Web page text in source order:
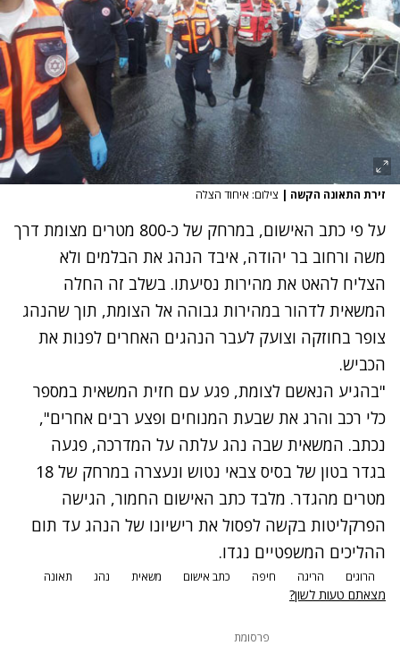
זירת התאונה הקשה | צילום: איחוד הצלה
על פי כתב האישום, במרחק של כ-800 מטרים מצומת דרך
משה ורחוב בר יהודה, איבד הנהג את הבלמים ולא
הצליח להאט את מהירות נסיעתו. בשלב זה החלה
המשאית לדהור במהירות גבוהה אל הצומת, תוך שהנהג
צופר בחוזקה וצועק לעבר הנהגים האחרים לפנות את
הכביש.
"בהגיע הנאשם לצומת, פגע עם חזית המשאית במספר
כלי רכב והרג את שבעת המנוחים ופצע רבים אחרים",
נכתב. המשאית שבה נהג עלתה על המדרכה, פגעה
בגדר בטון של בסיס צבאי נטוש ונעצרה במרחק של 18
מטרים מהגדר. מלבד כתב האישום החמור, הגישה
הפרקליטות בקשה לפסול את רישיונו של הנהג עד תום
ההליכים המשפטיים נגדו.
הרוגים הריגה חיפה כתב אישום משאית נהג תאונה
מצאתם טעות לשון?
פרסומת